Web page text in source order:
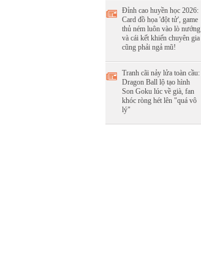
Đỉnh cao huyền học 2026:
Card đồ họa 'đột tử', game
thủ ném luôn vào lò nướng
và cái kết khiến chuyên gia
cũng phải ngả mũ!
Tranh cãi nảy lửa toàn cầu:
Dragon Ball lộ tạo hình
Son Goku lúc về già, fan
khóc ròng hét lên "quá vô
lý"